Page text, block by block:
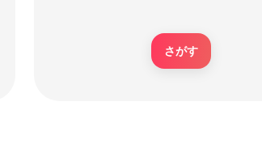
さがす